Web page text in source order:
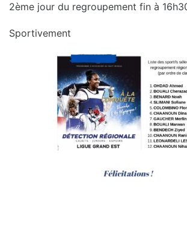
2ème jour du regroupement fin à
Sportivement